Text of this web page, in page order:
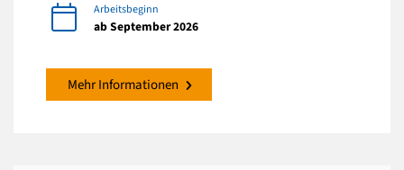
Arbeitsbeginn
ab September 2026
Mehr Informationen